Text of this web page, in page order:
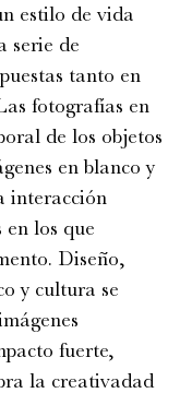
estilo de vida
serie de
tanto en
fotografías en
de los objetos
en blanco y
interacción
los que
Diseño,
y cultura se
fuerte,
la creativadad